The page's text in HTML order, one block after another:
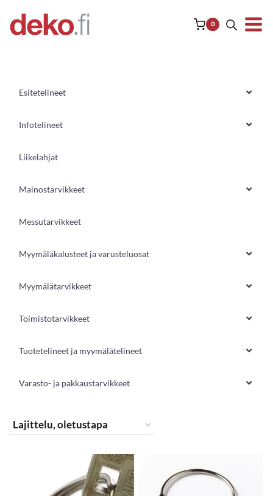
sisältöön
0
Esitetelineet
Infotelineet
Liikelahjat
Mainostarvikkeet
Messutarvikkeet
Myymäläkalusteet ja varusteluosat
Myymälätarvikkeet
Toimistotarvikkeet
Tuotetelineet ja myymälätelineet
Varasto- ja pakkaustarvikkeet